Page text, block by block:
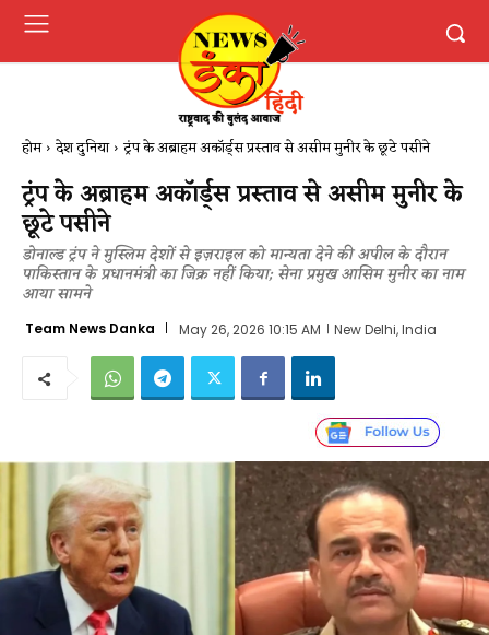
होम देश दुनिया ट्रंप के अब्राहम अकॉर्ड्स प्रस्ताव से असीम मुनीर के छूटे पसीने
ट्रंप के अब्राहम अकॉर्ड्स प्रस्ताव से असीम मुनीर के
छूटे पसीने
डोनाल्ड ट्रंप ने मुस्लिम देशों से इज़राइल को मान्यता देने की अपील के दौरान
पाकिस्तान के प्रधानमंत्री का जिक्र नहीं किया; सेना प्रमुख आसिम मुनीर का नाम
आया सामने
Team News Danka May 26, 2026 10:15 AM New Delhi, India